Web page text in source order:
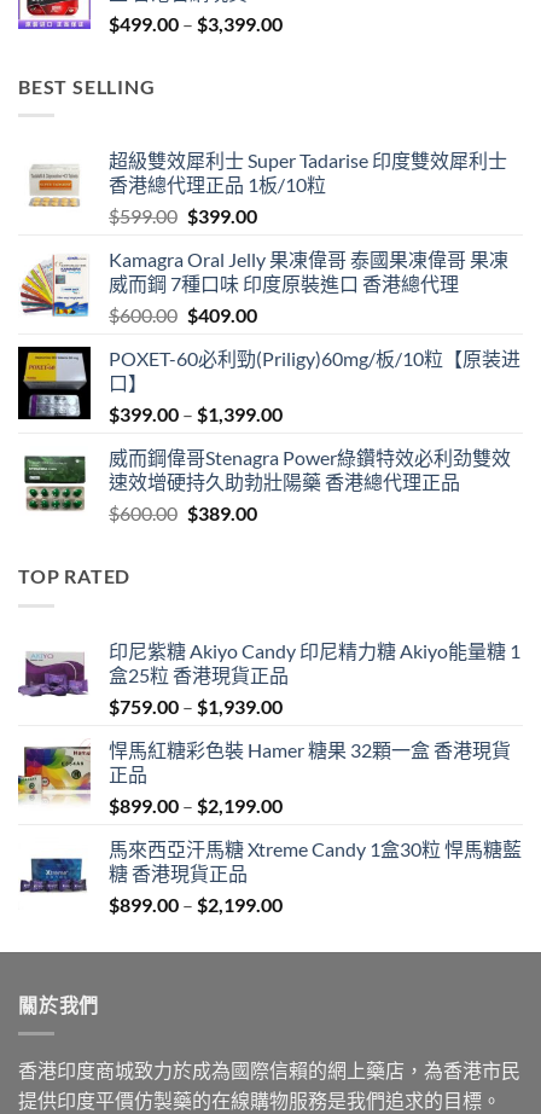
$499.00 – $3,399.00Price
BEST SELLING
超級雙效犀利士 Super Tadarise 印度雙效犀利士
香港總代理正品 1板/10粒
$599.00 Original
was:
$599.00.
$399.00Current
is:
$399.00.
Kamagra Oral Jelly 果凍偉哥 泰國果凍偉哥 果凍
威而鋼 7種口味 印度原裝進口 香港總代理
$600.00 Original
was:
$409.00Current
is:
POXET-60必利勁(Priligy)60mg/板/10粒【原装进
口】
$399.00 – $1,399.00Price
$399.00
through
威而鋼偉哥Stenagra Power綠鑽特效必利劲雙效
速效增硬持久助勃壯陽藥 香港總代理正品
$600.00 Original
$389.00Current
TOP RATED
印尼紫糖 Akiyo Candy 印尼精力糖 Akiyo能量糖 1
盒25粒 香港現貨正品
$759.00 – $1,939.00Price
$759.00
$1,939.00
悍馬紅糖彩色裝 Hamer 糖果 32顆一盒 香港現貨
正品
$899.00 – $2,199.00Price
$899.00
$2,199.00
馬來西亞汗馬糖 Xtreme Candy 1盒30粒 悍馬糖藍
糖 香港現貨正品
$899.00 – $2,199.00Price
$899.00
關於我們
香港印度商城致力於成為國際信賴的網上藥店，為香港市民
提供印度平價仿製藥的在線購物服務是我們追求的目標。